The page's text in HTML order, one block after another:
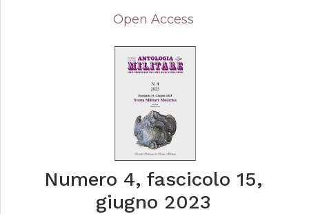
Open Access
Numero 4, fascicolo 15,
giugno 2023